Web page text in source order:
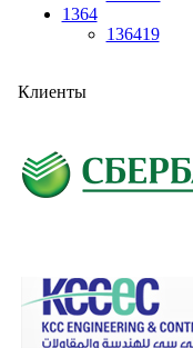
1364
136419
Клиенты